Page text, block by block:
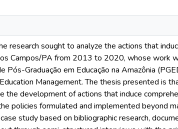
research sought to analyze the actions that
Campos/PA from 2013 to 2020, whose work
Pós-Graduação em Educação na Amazônia
Management. The thesis presented is
the development of actions that induce
policies formulated and implemented beyond
study based on bibliographic research,